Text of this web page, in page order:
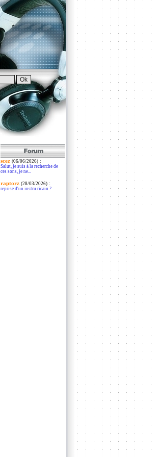
scez (06/06/2026):
Salut, je suis à la recherche de
ces sons, je ne...
raptorz (28/03/2026):
reprise d'un instru ricain ?